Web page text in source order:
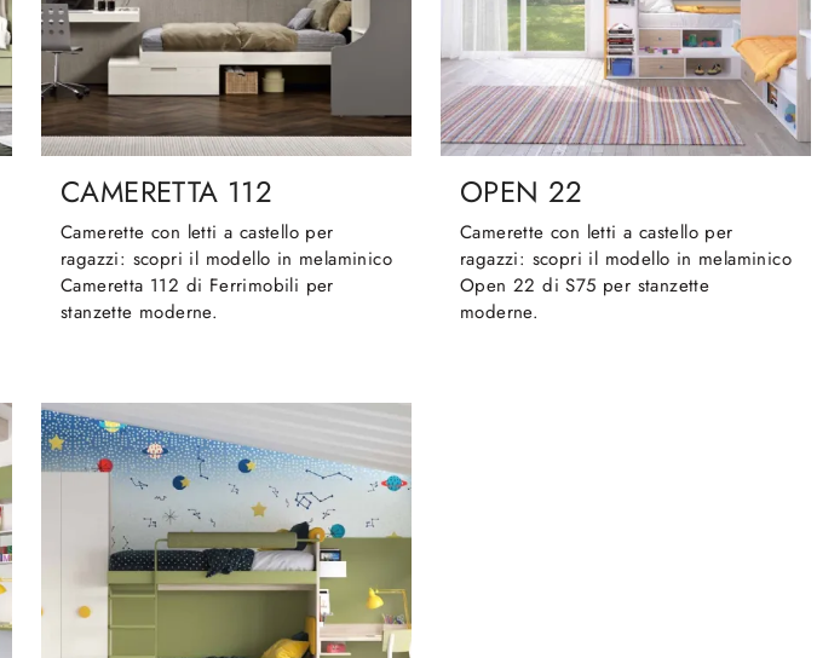
CAMERETTA 112
Camerette con letti a castello per
ragazzi: scopri il modello in melaminico
Cameretta 112 di Ferrimobili per
stanzette moderne.
OPEN 22
Camerette con letti a castello per
ragazzi: scopri il modello in melaminico
Open 22 di S75 per stanzette
moderne.